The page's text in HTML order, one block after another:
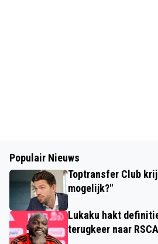
Populair Nieuws
Toptransfer Club
mogelijk?"
Lukaku hakt
terugkeer naar RSCA